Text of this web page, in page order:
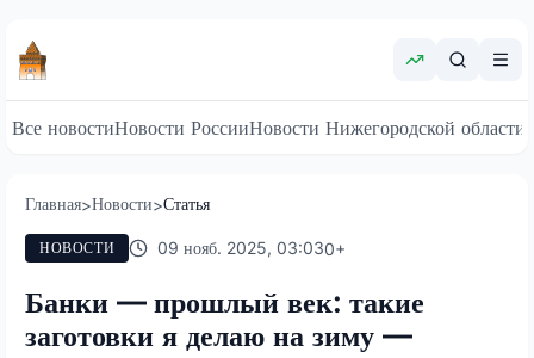
Все новостиНовости РоссииНовости Нижегородской области
Главная>Новости>Статья
НОВОСТИ 09 нояб. 2025, 03:030+
Банки — прошлый век: такие
заготовки я делаю на зиму —